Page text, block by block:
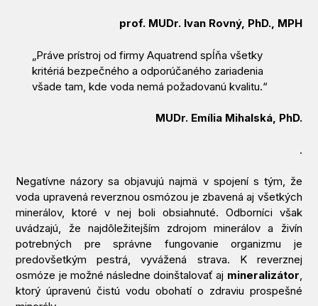
prof. MUDr. Ivan Rovný, PhD., MPH
„Práve prístroj od firmy Aquatrend spĺňa všetky
kritériá bezpečného a odporúčaného zariadenia
všade tam, kde voda nemá požadovanú kvalitu.“
MUDr. Emília Mihalská, PhD.
.
Negatívne názory sa objavujú najmä v spojení s tým, že
voda upravená reverznou osmózou je zbavená aj všetkých
minerálov, ktoré v nej boli obsiahnuté. Odborníci však
uvádzajú, že najdôležitejším zdrojom minerálov a živín
potrebných pre správne fungovanie organizmu je
predovšetkým pestrá, vyvážená strava. K reverznej
osmóze je možné následne doinštalovať aj mineralizátor,
ktorý úpravenú čistú vodu obohatí o zdraviu prospešné